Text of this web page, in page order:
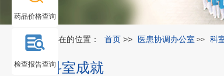
您所在的位置： 首页 >> 医患协调办公室 >> 科
科室成就
药品价格查询
检查报告查询